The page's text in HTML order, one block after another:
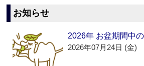
お知らせ
2026年 お盆期間中
2026年07月24日 (金)